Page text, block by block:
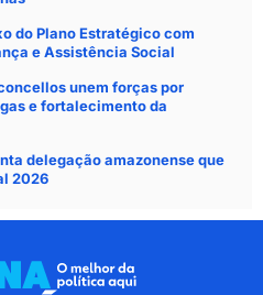
do Plano Estratégico com
e Assistência Social
unem forças por
e fortalecimento da
delegação amazonense que
2026